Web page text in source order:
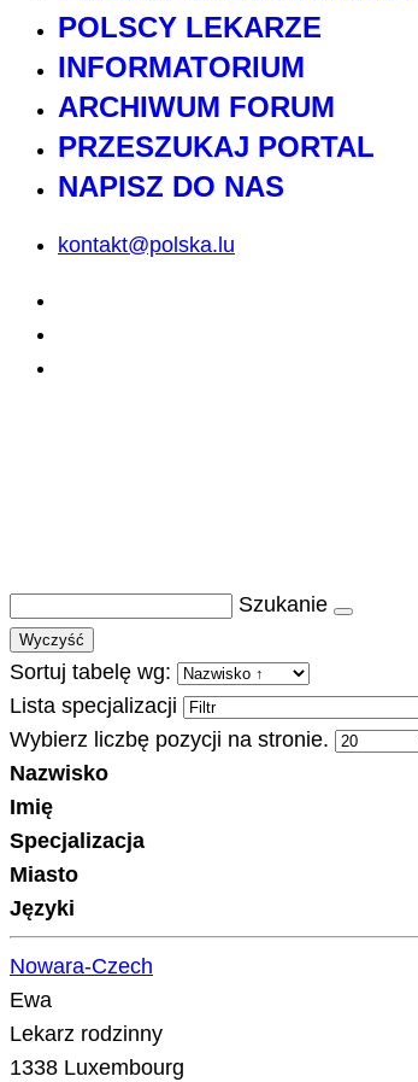
POLSCY LEKARZE
INFORMATORIUM
ARCHIWUM FORUM
PRZESZUKAJ PORTAL
NAPISZ DO NAS
kontakt@polska.lu
Szukanie
Wyczyść
Sortuj tabelę wg:
Lista specjalizacji
Wybierz liczbę pozycji na stronie.
Nazwisko
Imię
Specjalizacja
Miasto
Języki
Nowara-Czech
Ewa
Lekarz rodzinny
1338 Luxembourg